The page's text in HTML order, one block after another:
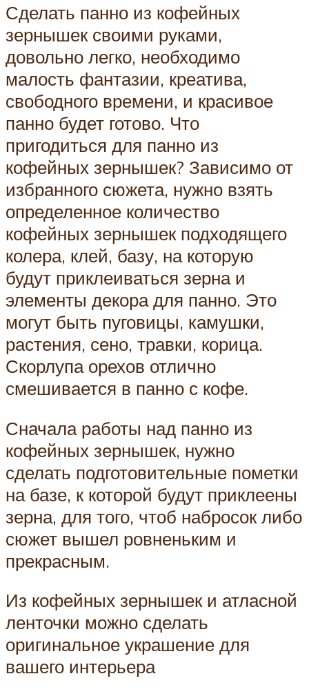
Сделать панно из кофейных
зернышек своими руками,
довольно легко, необходимо
малость фантазии, креатива,
свободного времени, и красивое
панно будет готово. Что
пригодиться для панно из
кофейных зернышек? Зависимо от
избранного сюжета, нужно взять
определенное количество
кофейных зернышек подходящего
колера, клей, базу, на которую
будут приклеиваться зерна и
элементы декора для панно. Это
могут быть пуговицы, камушки,
растения, сено, травки, корица.
Скорлупа орехов отлично
смешивается в панно с кофе.
Сначала работы над панно из
кофейных зернышек, нужно
сделать подготовительные пометки
на базе, к которой будут приклеены
зерна, для того, чтоб набросок либо
сюжет вышел ровненьким и
прекрасным.
Из кофейных зернышек и атласной
ленточки можно сделать
оригинальное украшение для
вашего интерьера